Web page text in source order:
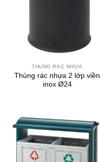
THÙNG RÁC NHỰA
Thùng rác nhựa 2 lớp viền
inox Ø24